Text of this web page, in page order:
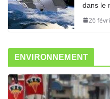
dans le
26
ENVIRONNEMENT